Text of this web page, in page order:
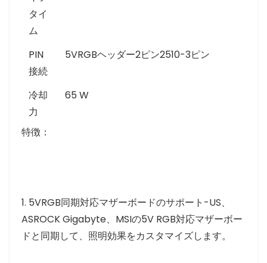
タイ
ム
PIN
接続
5VRGBヘッダー2ピン2510-3ピン
冷却
力
65 W
特徴：
1. 5VRGB同期対応マザーボードのサポート-US、
ASROCK Gigabyte、MSIの5V RGB対応マザーボー
ドと同期して、照明効果をカスタマイズします。